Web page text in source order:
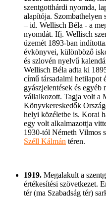
szentgotthárdi nyomda,
alapítója. Szombathelyen
– id. Wellisch Béla - a
nyomdát. Ifj. Wellisch
üzemét 1893-ban
évkönyvei, különböző
és szlovén nyelvű
Wellisch Béla adta ki
című társadalmi hetilapot
gyászjelentések és
vállalkozott. Tagja volt a
Könyvkereskedők
helyi közéletbe is. Korai
egy volt alkalmazottja
1930-tól Németh Vilmos
Széll Kálmán téren.
1919. Megalakult a
értékesítési szövetkezet.
tér (ma Szabadság tér)